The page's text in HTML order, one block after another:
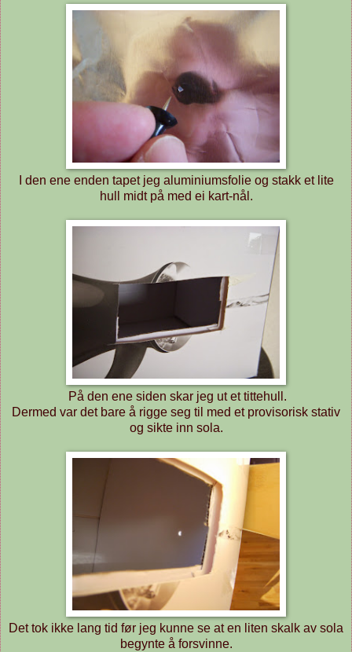
I den ene enden tapet jeg aluminiumsfolie og stakk et lite
hull midt på med ei kart-nål.
På den ene siden skar jeg ut et tittehull.
Dermed var det bare å rigge seg til med et provisorisk stativ
og sikte inn sola.
Det tok ikke lang tid før jeg kunne se at en liten skalk av sola
begynte å forsvinne.